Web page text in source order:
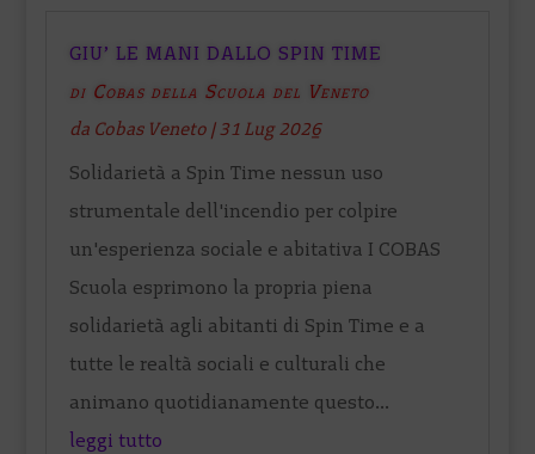
GIU’ LE MANI DALLO SPIN TIME
di Cobas della Scuola del Veneto
da Cobas Veneto |31 Lug 2026
Solidarietà a Spin Time nessun uso
strumentale dell'incendio per colpire
un'esperienza sociale e abitativa I COBAS
Scuola esprimono la propria piena
solidarietà agli abitanti di Spin Time e a
tutte le realtà sociali e culturali che
animano quotidianamente questo...
leggi tutto